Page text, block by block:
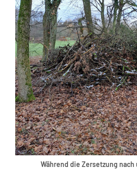
Während die Zersetzung